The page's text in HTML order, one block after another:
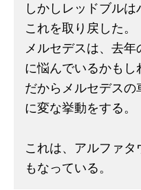
しかしレッドブルは
これを取り戻した。
メルセデスは、去
に悩んでいるかもし
だからメルセデス
に変な挙動をする。
これは、アルファ
もなっている。